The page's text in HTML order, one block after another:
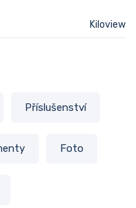
Kiloview
Příslušenství
Foto